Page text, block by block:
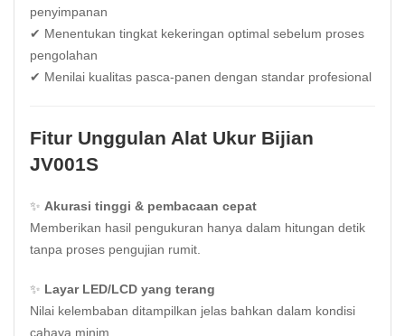
penyimpanan
✔ Menentukan tingkat kekeringan optimal sebelum proses
pengolahan
✔ Menilai kualitas pasca-panen dengan standar profesional
Fitur Unggulan Alat Ukur Bijian
JV001S
✨ Akurasi tinggi & pembacaan cepat
Memberikan hasil pengukuran hanya dalam hitungan detik
tanpa proses pengujian rumit.
✨ Layar LED/LCD yang terang
Nilai kelembaban ditampilkan jelas bahkan dalam kondisi
cahaya minim.